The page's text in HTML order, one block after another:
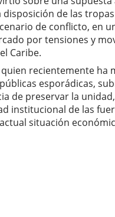
disposición de las
de conflicto, en
por tensiones y
Caribe.
quien recientemente ha
esporádicas,
de preservar la
institucional de las
situación